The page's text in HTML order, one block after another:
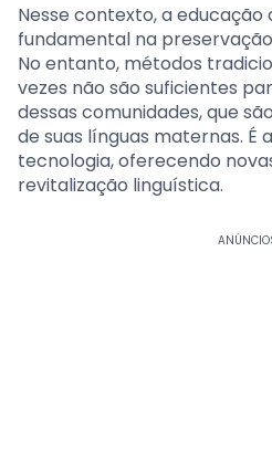
Nesse contexto, a
fundamental na
No entanto, métodos
vezes não são suficientes
dessas comunidades, que
de suas línguas maternas. É
tecnologia, oferecendo
revitalização linguística.